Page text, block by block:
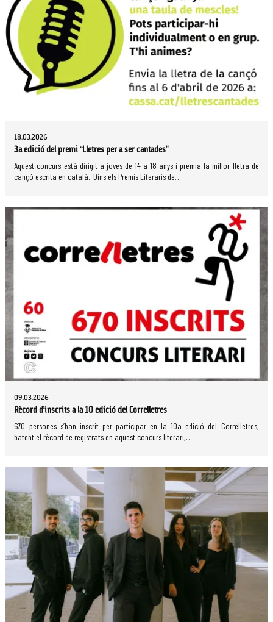
18.03.2026
3a edició del premi “Lletres per a ser cantades”
Aquest concurs està dirigit a joves de 14 a 18 anys i premia la millor lletra de
cançó escrita en català. Dins els Premis Literaris de...
09.03.2026
Rècord d’inscrits a la 10 edició del Correlletres
670 persones s’han inscrit per participar en la 10a edició del Correlletres,
batent el rècord de registrats en aquest concurs literari,...